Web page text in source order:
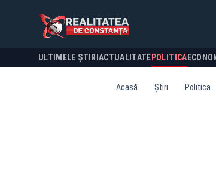
ULTIMELE ȘTIRI ACTUALITATE POLITICA
Acasă Știri Politica